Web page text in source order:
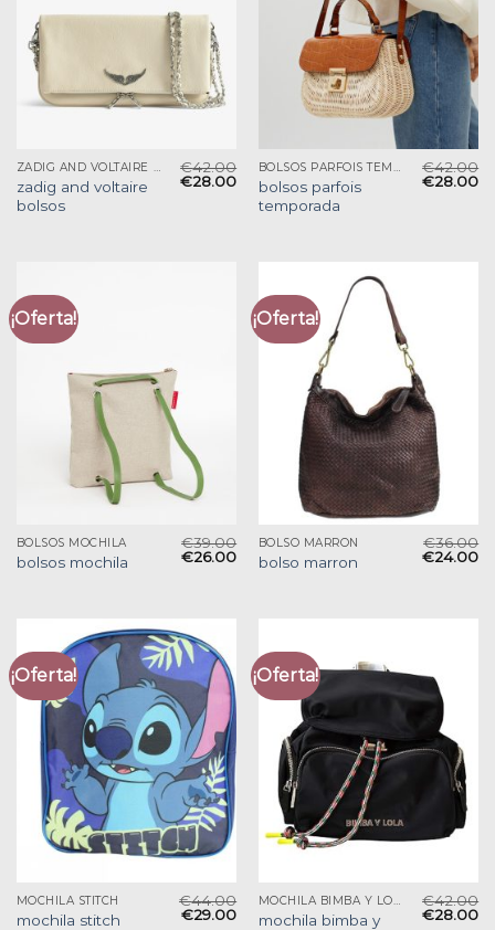
ZADIG AND VOLTAIRE BOLSOS
zadig and voltaire
bolsos
€42.00
€28.00
BOLSOS PARFOIS TEMPORADA
bolsos parfois
temporada
€42.00
€28.00
¡Oferta!
BOLSOS MOCHILA
bolsos mochila
€39.00
€26.00
¡Oferta!
BOLSO MARRON
bolso marron
€36.00
€24.00
¡Oferta!
MOCHILA STITCH
mochila stitch
€44.00
€29.00
¡Oferta!
MOCHILA BIMBA Y LOLA
mochila bimba y
€42.00
€28.00